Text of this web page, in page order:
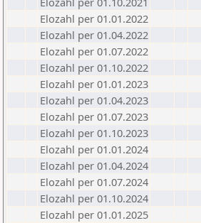
Elozahl per 01.01.2022
Elozahl per 01.04.2022
Elozahl per 01.07.2022
Elozahl per 01.10.2022
Elozahl per 01.01.2023
Elozahl per 01.04.2023
Elozahl per 01.07.2023
Elozahl per 01.10.2023
Elozahl per 01.01.2024
Elozahl per 01.04.2024
Elozahl per 01.07.2024
Elozahl per 01.10.2024
Elozahl per 01.01.2025